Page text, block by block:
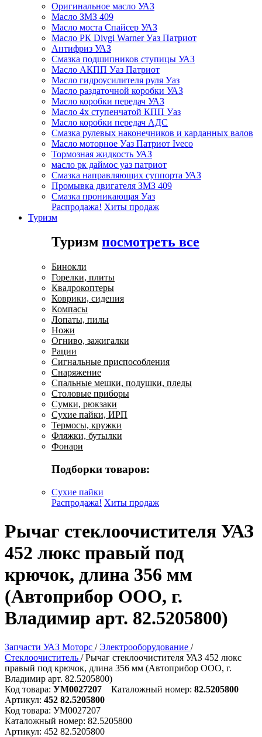
Оригинальное масло УАЗ
Масло ЗМЗ 409
Масло моста Спайсер УАЗ
Масло РК Divgi Warner Уаз Патриот
Антифриз УАЗ
Смазка подшипников ступицы УАЗ
Масло АКПП Уаз Патриот
Масло гидроусилителя руля Уаз
Масло раздаточной коробки УАЗ
Масло коробки передач УАЗ
Масло 4х ступенчатой КПП Уаз
Масло коробки передач АДС
Смазка рулевых наконечников и карданных валов
Масло моторное Уаз Патриот Iveco
Тормозная жидкость УАЗ
масло рк даймос уаз патриот
Смазка направляющих суппорта УАЗ
Промывка двигателя ЗМЗ 409
Смазка проникающая Уаз
Распродажа! Хиты продаж
Туризм
Туризм посмотреть все
Бинокли
Горелки, плиты
Квадрокоптеры
Коврики, сидения
Компасы
Лопаты, пилы
Ножи
Огниво, зажигалки
Рации
Сигнальные приспособления
Снаряжение
Спальные мешки, подушки, пледы
Столовые приборы
Сумки, рюкзаки
Сухие пайки, ИРП
Термосы, кружки
Фляжки, бутылки
Фонари
Подборки товаров:
Сухие пайки
Распродажа! Хиты продаж
Рычаг стеклоочистителя УАЗ
452 люкс правый под
крючок, длина 356 мм
(Автоприбор ООО, г.
Владимир арт. 82.5205800)
Запчасти УАЗ Моторс / Электрооборудование /
Стеклоочиститель / Рычаг стеклоочистителя УАЗ 452 люкс
правый под крючок, длина 356 мм (Автоприбор ООО, г.
Владимир арт. 82.5205800)
Код товара: УМ0027207 Каталожный номер: 82.5205800
Артикул: 452 82.5205800
Код товара: УМ0027207
Каталожный номер: 82.5205800
Артикул: 452 82.5205800